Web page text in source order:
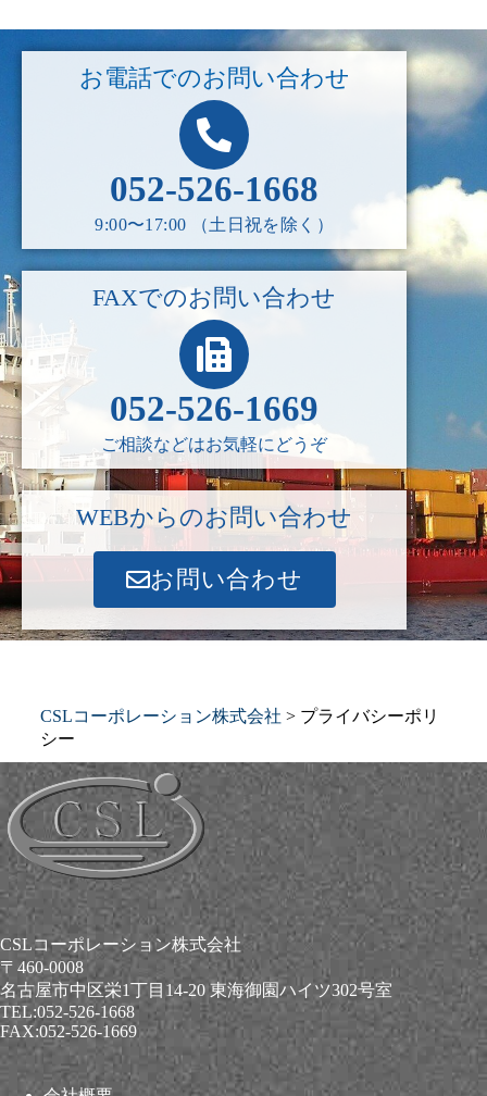
お電話でのお問い合わせ
052-526-1668
9:00〜17:00 （土日祝を除く）
FAXでのお問い合わせ
052-526-1669
ご相談などはお気軽にどうぞ
WEBからのお問い合わせ
お問い合わせ
CSLコーポレーション株式会社 > プライバシーポリ
シー
CSLコーポレーション株式会社
〒460-0008
名古屋市中区栄1丁目14-20 東海御園ハイツ302号室
TEL:052-526-1668
FAX:052-526-1669